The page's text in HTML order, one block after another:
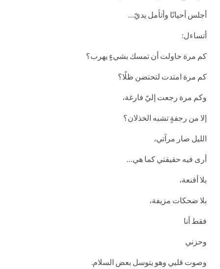
أجلس أحيانًا وأتأمل يديّ…
أتساءل:
كم مرة حاولت أن تمسك بشيءٍ يهرب؟
كم مرة امتدت لتحتضن ظلًا؟
وكم مرة رجعت إليّ فارغة،
إلا من رجفةٍ تشبه الخذلان؟
الليل صار مرآتي،
أرى فيه حقيقتي كما هي…
بلا أقنعة،
بلا ضحكات مزيفة،
فقط أنا
وحزني
وصوت قلبي وهو يتوسل بعض السلام.